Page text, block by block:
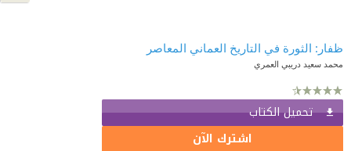
ظفار: الثورة في التاريخ العماني المعاصر
محمد سعيد دريبي العمري
تحميل الكتاب
اشترك الآن